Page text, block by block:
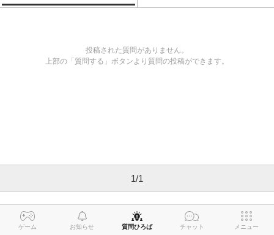
投稿された質問がありません。
上部の「質問する」ボタンより質問の投稿ができます。
1/1
ゲーム お知らせ 質問ひろば チャット メニュー